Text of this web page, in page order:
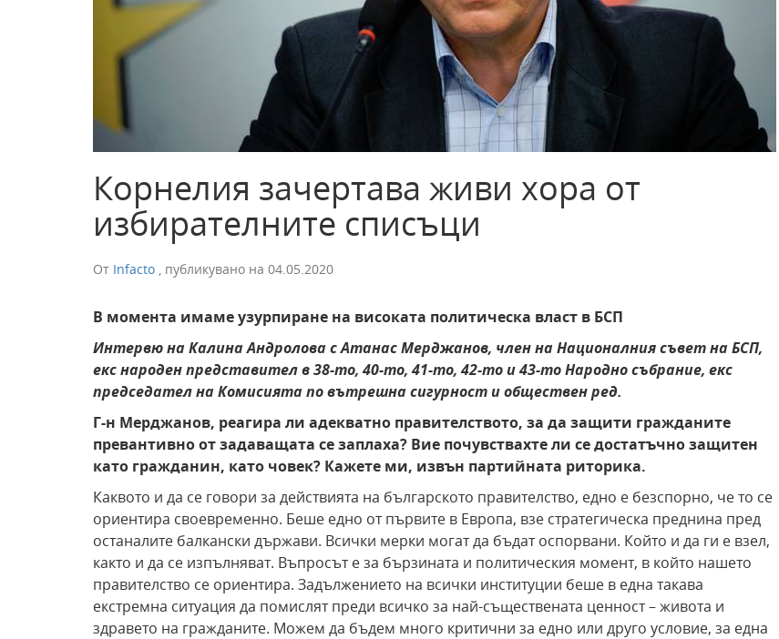
Корнелия зачертава живи хора от
избирателните списъци
От Infacto , публикувано на 04.05.2020
В момента имаме узурпиране на високата политическа власт в БСП
Интервю на Калина Андроловас Атанас Мерджанов, член на Националния съвет на БСП,
екс народен представител в 38-то, 40-то, 41-то, 42-то и 43-то Народно събрание, екс
председател на Комисията по вътрешна сигурност и обществен ред.
Г-н Мерджанов, реагира ли адекватно правителството, за да защити гражданите
превантивно от задаващата се заплаха? Вие почувствахте ли се достатъчно защитен
като гражданин, като човек? Кажете ми, извън партийната риторика.
Каквото и да се говори за действията на българското правителство, едно е безспорно, че то се
ориентира своевременно. Беше едно от първите в Европа, взе стратегическа преднина пред
останалите балкански държави. Всички мерки могат да бъдат оспорвани. Който и да ги е взел,
както и да се изпълняват. Въпросът е за бързината и политическия момент, в който нашето
правителство се ориентира. Задължението на всички институции беше в една такава
екстремна ситуация да помислят преди всичко за най-съществената ценност – живота и
здравето на гражданите. Можем да бъдем много критични за едно или друго условие, за една